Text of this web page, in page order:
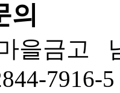
의
을금고
7916-5